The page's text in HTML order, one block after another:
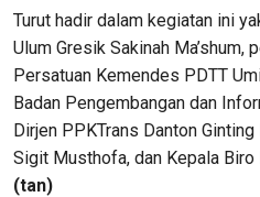
Turut hadir dalam kegiatan ini
Ulum Gresik Sakinah Ma’shum,
Persatuan Kemendes PDTT
Badan Pengembangan dan
Dirjen PPKTrans Danton
Sigit Musthofa, dan Kepala Biro
(tan)